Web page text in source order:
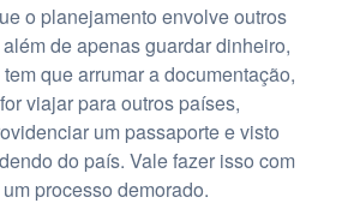
o planejamento envolve outros
de apenas guardar dinheiro,
que arrumar a documentação,
viajar para outros países,
um passaporte e visto
do país. Vale fazer isso com
processo demorado.